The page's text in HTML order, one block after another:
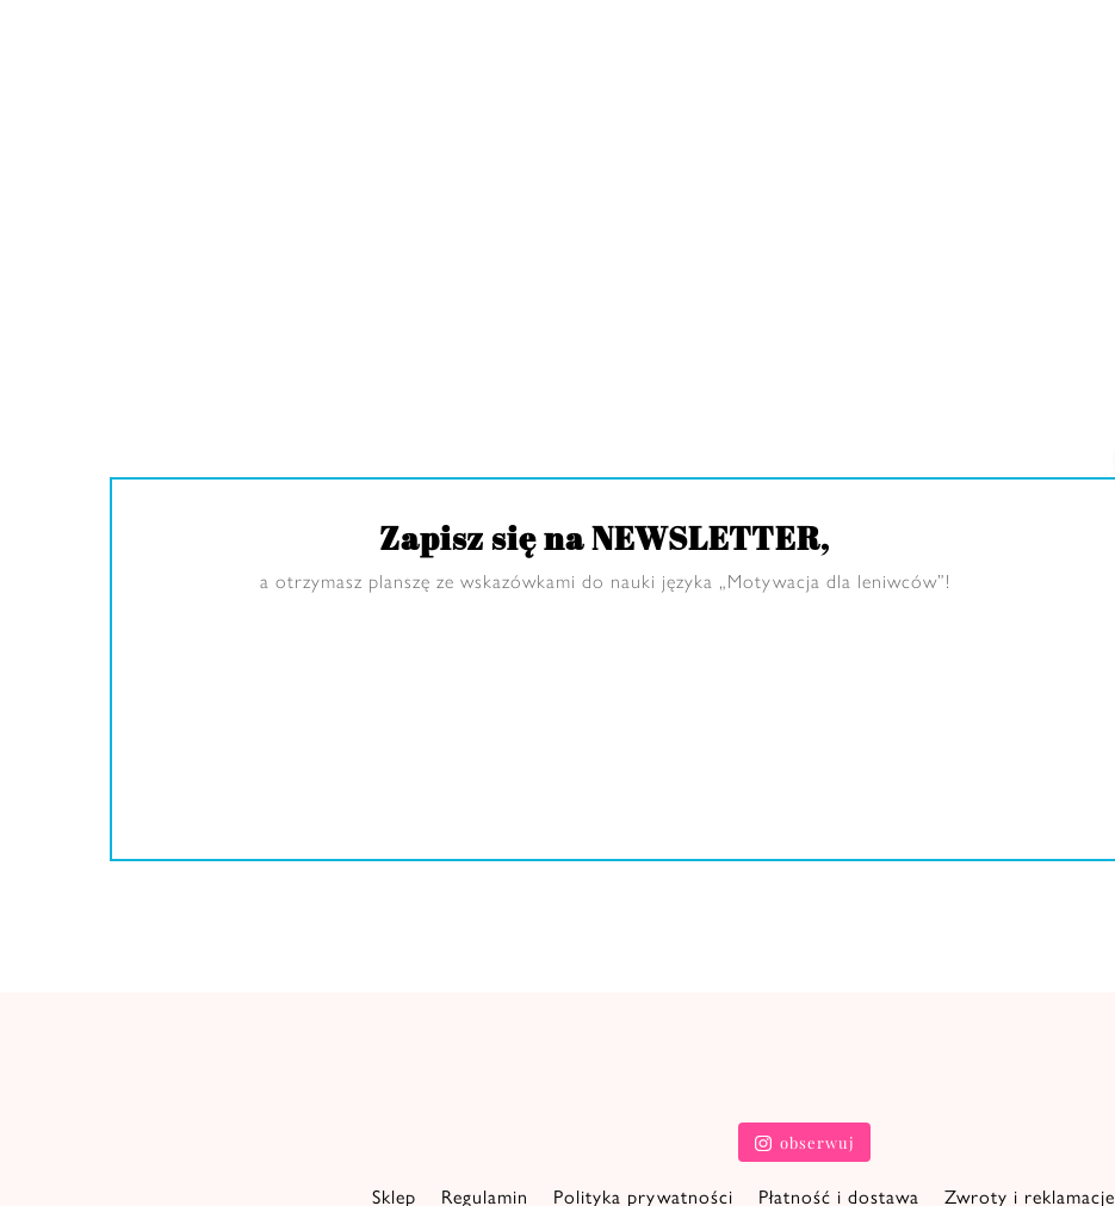
Zapisz się na NEWSLETTER,
a otrzymasz planszę ze wskazówkami do nauki języka „Motywacja dla leniwców”!
obserwuj
Sklep Regulamin Polityka prywatności Płatność i dostawa Zwroty i reklamacje